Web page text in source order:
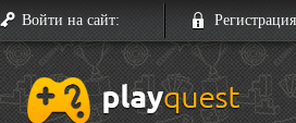
Войти на сайт: Регистрация